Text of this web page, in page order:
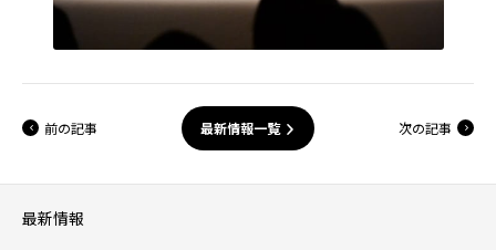
前の記事 次の記事
最新情報一覧
最新情報